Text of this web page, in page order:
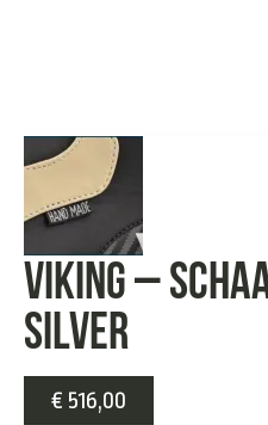
Viking –
silver
€ 516,00